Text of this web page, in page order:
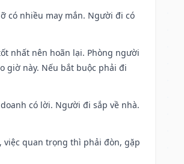
có nhiều may mắn. Người đi có
nhất nên hoãn lại. Phòng người
giờ này. Nếu bắt buộc phải đi
có lời. Người đi sắp về nhà.
việc quan trọng thì phải đòn, gặp